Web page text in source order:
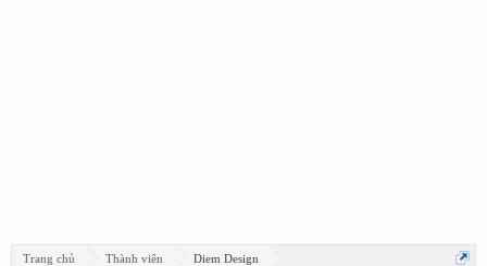
Trang chủ Thành viên Diem Design